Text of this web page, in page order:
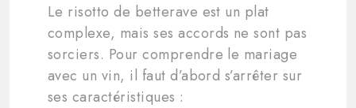
Le risotto de betterave est un plat
complexe, mais ses accords ne sont pas
sorciers. Pour comprendre le mariage
avec un vin, il faut d’abord s’arrêter sur
ses caractéristiques :